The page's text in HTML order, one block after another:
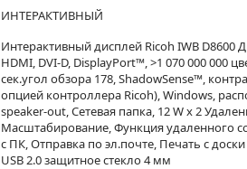
ИНТЕРАКТИВНЫЙ
Интерактивный дисплей Ricoh IWB D8600
HDMI, DVI-D, DisplayPort™, >1 070 000 000
сек.угол обзора 178, ShadowSense™,
опцией контроллера Ricoh), Windows,
speaker-out, Сетевая папка, 12 W x 2
Масштабирование, Функция удаленного
с ПК, Отправка по эл.почте, Печать с
USB 2.0 защитное стекло 4 мм